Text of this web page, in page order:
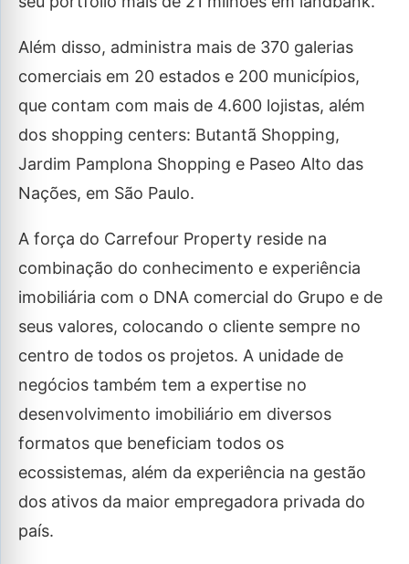
Além disso, administra mais de 370 galerias
comerciais em 20 estados e 200 municípios,
que contam com mais de 4.600 lojistas, além
dos shopping centers: Butantã Shopping,
Jardim Pamplona Shopping e Paseo Alto das
Nações, em São Paulo.
A força do Carrefour Property reside na
combinação do conhecimento e experiência
imobiliária com o DNA comercial do Grupo e de
seus valores, colocando o cliente sempre no
centro de todos os projetos. A unidade de
negócios também tem a expertise no
desenvolvimento imobiliário em diversos
formatos que beneficiam todos os
ecossistemas, além da experiência na gestão
dos ativos da maior empregadora privada do
país.